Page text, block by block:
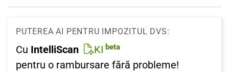
PUTEREA AI PENTRU IMPOZITUL DVS:
Cu IntelliScan KI beta
pentru o rambursare fără probleme!